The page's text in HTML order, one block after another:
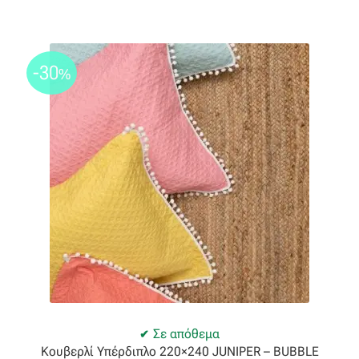
Βελούδο
Βουάλ
Γάζα
Γκρο
Δαντέλα
Σε απόθεμα
-30%
Κουβερλί Υπέρδιπλο 220×240 JUNIPER – BUBBLE